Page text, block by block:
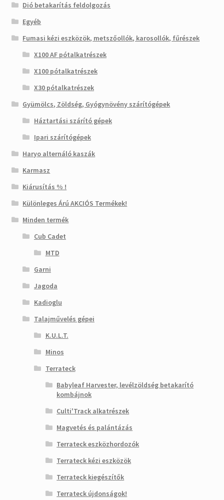
Dió betakarítás feldolgozás
Egyéb
Fumasi kézi eszközök, metszőollók, karosollók, fűrészek
X100 AF pótalkatrészek
X100 pótalkatrészek
X30 pótalkatrészek
Gyümölcs, Zöldség, Gyógynövény szárítógépek
Háztartási szárító gépek
Ipari szárítógépek
Haryo alternáló kaszák
Karmasz
Kiárusítás % !
Különleges Árú AKCIÓS Termékek!
Minden termék
Cub Cadet
MTD
Garni
Jagoda
Kadioglu
Talajművelés gépei
K.U.L.T.
Minos
Terrateck
Babyleaf Harvester, levélzöldség betakarító
kombájnok
Culti'Track alkatrészek
Magvetés és palántázás
Terrateck eszközhordozók
Terrateck kézi eszközök
Terrateck kiegészítők
Terrateck újdonságok!